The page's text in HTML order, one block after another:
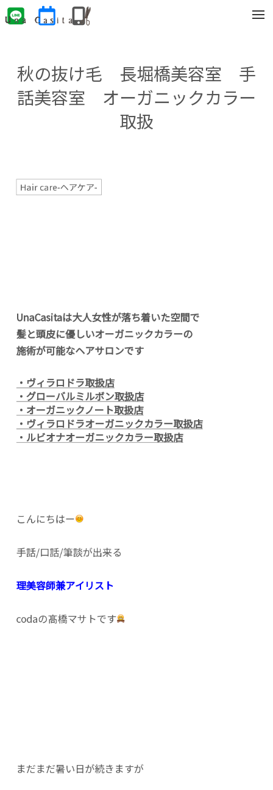
秋の抜け毛 長堀橋美容室 手
話美容室 オーガニックカラー
取扱
Hair care-ヘアケア-
UnaCasitaは大人女性が落ち着いた空間で
髪と頭皮に優しいオーガニックカラーの
施術が可能なヘアサロンです
・ヴィラロドラ取扱店
・グローバルミルボン取扱店
・オーガニックノート取扱店
・ヴィラロドラオーガニックカラー取扱店
・ルビオナオーガニックカラー取扱店
こんにちはー
手話/口話/筆談が出来る
理美容師兼アイリスト
codaの髙橋マサトです
まだまだ暑い日が続きますが
t